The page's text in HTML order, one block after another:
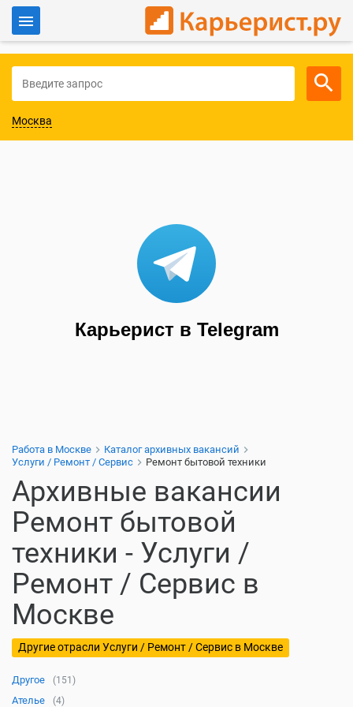
Для работодателей
Москва
Карьерист в Telegram
Работа в Москве
Каталог архивных вакансий
Услуги / Ремонт / Сервис
Ремонт бытовой техники
Архивные вакансии
Ремонт бытовой
техники - Услуги /
Ремонт / Сервис в
Москве
Другие отрасли Услуги / Ремонт / Сервис в Москве
Другое (151)
Ателье (4)